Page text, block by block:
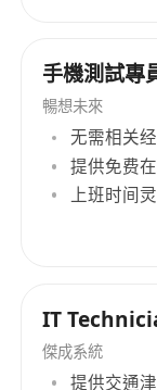
规范
• 良好的团队
督下独立工作
• 良好的沟通
• 良好的英语
环）
工资待遇等：
手機測試專
暢想未來
无需相关
提供免费
上班时间
IT
傑成系統
提供交通